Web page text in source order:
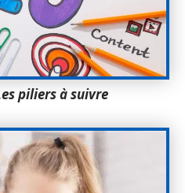
piliers à suivre